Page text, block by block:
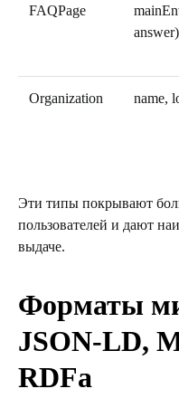
FAQPage
answer)
Organization name,
Эти типы покрывают
пользователей и дают
выдаче.
Форматы
JSON-LD,
RDFa